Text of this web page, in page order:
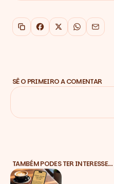
Copiar link
Facebook
X WhatsApp
Email
SÊ O PRIMEIRO A COMENTAR
TAMBÉM PODES TER INTERESSE…